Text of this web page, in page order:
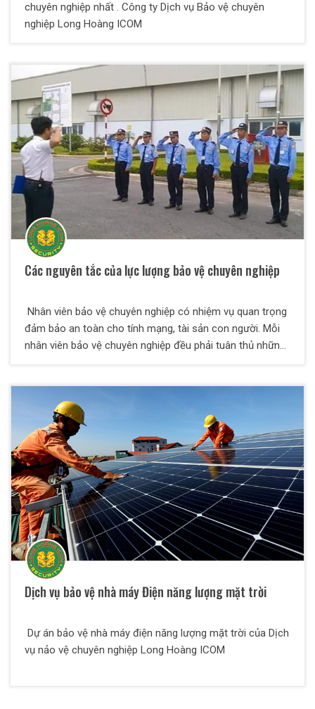
chuyên nghiệp nhất . Công ty Dịch vụ Bảo vệ chuyên
nghiệp Long Hoàng ICOM
Các nguyên tắc của lực lượng bảo vệ chuyên nghiệp
Nhân viên bảo vệ chuyên nghiệp có nhiệm vụ quan trọng
đảm bảo an toàn cho tính mạng, tài sản con người. Mỗi
nhân viên bảo vệ chuyên nghiệp đều phải tuân thủ những
Dịch vụ bảo vệ nhà máy Điện năng lượng mặt trời
Dự án bảo vệ nhà máy điện năng lượng mặt trời của Dịch
vụ nảo vệ chuyên nghiệp Long Hoàng ICOM